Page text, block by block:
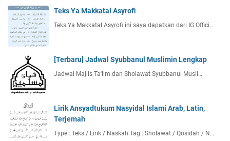
Teks Ya Makkatal Asyrofi
Teks Ya Makkatal Asyrofi ini saya dapatkan dari IG Offici…
[Terbaru] Jadwal Syubbanul Muslimin Lengkap
Jadwal Majlis Ta'lim dan Sholawat Syubbanul Musli…
Lirik Ansyadtukum Nasyidal Islami Arab, Latin,
Terjemah
Type : Teks / Lirik / Naskah Tag : Sholawat / Qosidah / N…